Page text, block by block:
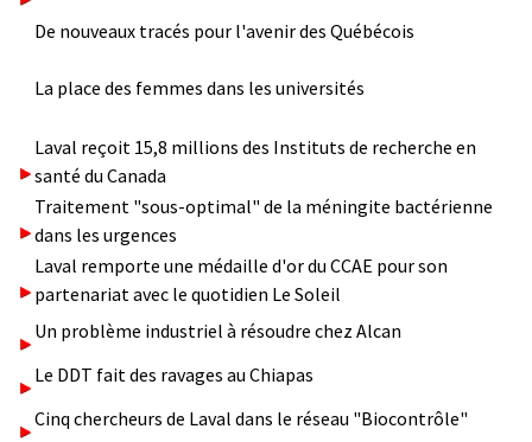
De nouveaux tracés pour l'avenir des Québécois
La place des femmes dans les universités
Laval reçoit 15,8 millions des Instituts de recherche en
santé du Canada
Traitement "sous-optimal" de la méningite bactérienne
dans les urgences
Laval remporte une médaille d'or du CCAE pour son
partenariat avec le quotidien Le Soleil
Un problème industriel à résoudre chez Alcan
Le DDT fait des ravages au Chiapas
Cinq chercheurs de Laval dans le réseau "Biocontrôle"